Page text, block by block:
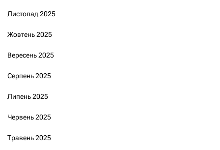
Листопад 2025
Жовтень 2025
Вересень 2025
Серпень 2025
Липень 2025
Червень 2025
Травень 2025